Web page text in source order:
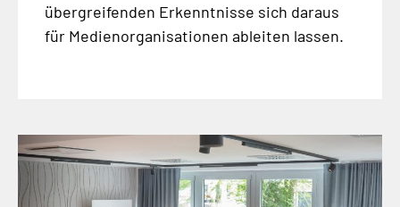
übergreifenden Erkenntnisse sich daraus
für Medienorganisationen ableiten lassen.